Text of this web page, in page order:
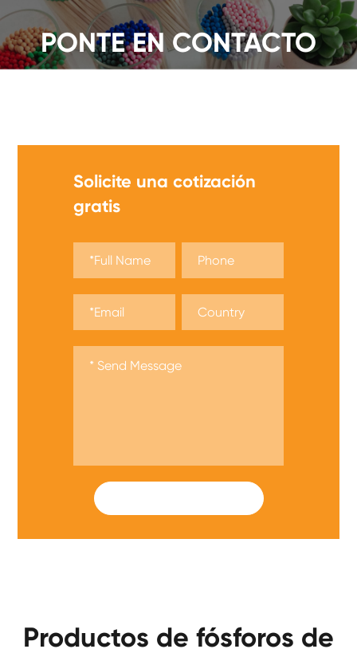
PONTE EN CONTACTO
Solicite una cotización
gratis
Productos de fósforos de